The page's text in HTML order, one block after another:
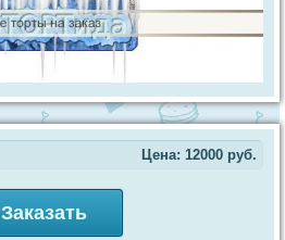
Цена: 12000 руб.
Заказать